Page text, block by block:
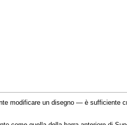
modificare un disegno — è sufficiente